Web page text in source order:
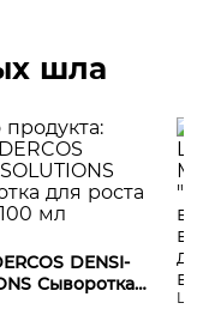
шла
DENSI-
Сыворотка